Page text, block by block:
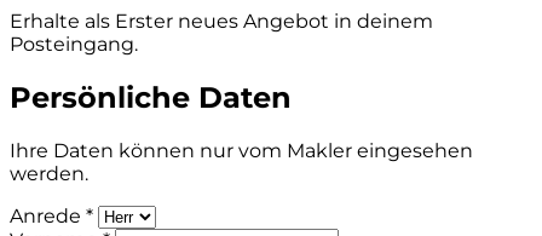
Erhalte als Erster neues Angebot in deinem
Posteingang.
Persönliche Daten
Ihre Daten können nur vom Makler eingesehen
werden.
Anrede *